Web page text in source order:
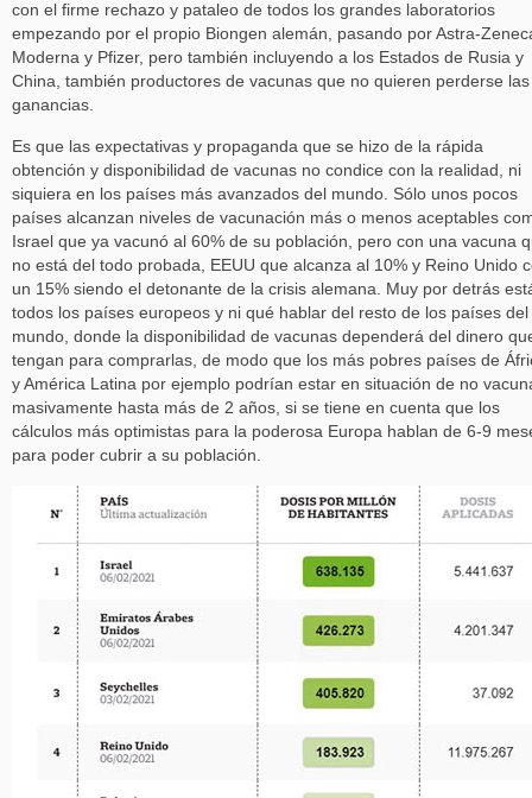
con el firme rechazo y pataleo de todos los grandes laboratorios
empezando por el propio Biongen alemán, pasando por Astra-
Moderna y Pfizer, pero también incluyendo a los Estados de Rusia y
China, también productores de vacunas que no quieren perderse las
ganancias.
Es que las expectativas y propaganda que se hizo de la rápida
obtención y disponibilidad de vacunas no condice con la realidad, ni
siquiera en los países más avanzados del mundo. Sólo unos pocos
países alcanzan niveles de vacunación más o menos aceptables
Israel que ya vacunó al 60% de su población, pero con una vacuna
no está del todo probada, EEUU que alcanza al 10% y Reino Unido
un 15% siendo el detonante de la crisis alemana. Muy por detrás
todos los países europeos y ni qué hablar del resto de los países del
mundo, donde la disponibilidad de vacunas dependerá del dinero
tengan para comprarlas, de modo que los más pobres países de
y América Latina por ejemplo podrían estar en situación de no
masivamente hasta más de 2 años, si se tiene en cuenta que los
cálculos más optimistas para la poderosa Europa hablan de 6-9
para poder cubrir a su población.